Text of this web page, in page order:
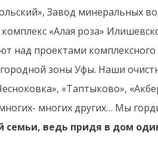
Завод минеральных
«Алая роза»
над проектами
зоны Уфы. Наши
«Таптыково»,
многих других… Мы
ведь придя в дом